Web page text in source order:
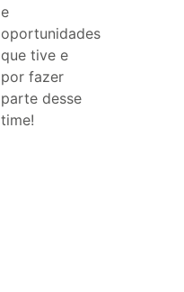
e
oportunidades
que tive e
por fazer
parte desse
time!